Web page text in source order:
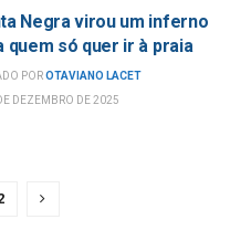
Negra virou um inferno
quem só quer ir à praia
POROTAVIANO LACET
DEZEMBRO DE 2025